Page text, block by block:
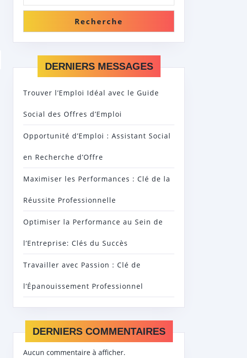
Recherche
DERNIERS MESSAGES
Trouver l’Emploi Idéal avec le Guide
Social des Offres d’Emploi
Opportunité d’Emploi : Assistant Social
en Recherche d’Offre
Maximiser les Performances : Clé de la
Réussite Professionnelle
Optimiser la Performance au Sein de
l’Entreprise: Clés du Succès
Travailler avec Passion : Clé de
l’Épanouissement Professionnel
DERNIERS COMMENTAIRES
Aucun commentaire à afficher.